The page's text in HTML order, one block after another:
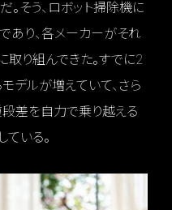
。そう、ロボット掃除機に
あり、各メーカーがそれ
り組んできた。すでに2
デルが増えていて、さら
差を自力で乗り越える
いる。